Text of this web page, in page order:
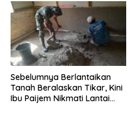
Sebelumnya Berlantaikan
Tanah Beralaskan Tikar, Kini
Ibu Paijem Nikmati Lantai